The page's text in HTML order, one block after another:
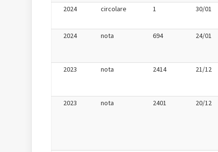
2024 circolare 1 30/01
2024 nota 694 24/01
2023 nota 2414 21/12
2023 nota 2401 20/12